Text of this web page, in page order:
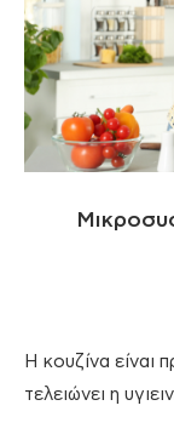
Η κουζίνα είναι
τελειώνει η